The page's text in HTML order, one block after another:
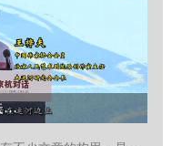
中国作家协会会员王梓夫：京杭大运河的奇迹，会是历史星空中最争辉夺目的“超新星”！...